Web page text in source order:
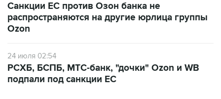
Санкции ЕС против Озон банка не
распространяются на другие юрлица группы
Ozon
24 июля 02:54
РСХБ, БСПБ, МТС-банк, "дочки" Ozon и WB
подпали под санкции ЕС